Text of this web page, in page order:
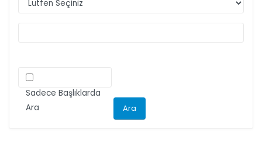
ilgili kriteri göz önünde bulundurarak
Sadece Başlıklarda
Ara